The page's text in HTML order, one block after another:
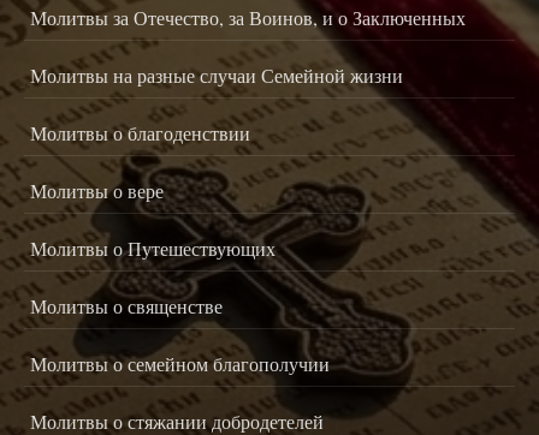
Молитвы за Отечество, за Воинов, и о Заключенных
Молитвы на разные случаи Семейной жизни
Молитвы о благоденствии
Молитвы о вере
Молитвы о Путешествующих
Молитвы о священстве
Молитвы о семейном благополучии
Молитвы о стяжании добродетелей